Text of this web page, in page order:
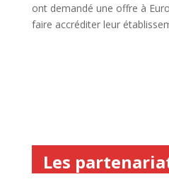
ont demandé une offre à
faire accréditer leur
Les